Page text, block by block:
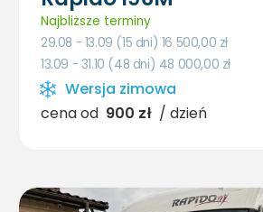
Najbliższe terminy
29.08 - 13.09 (15 dni) 16 500,00 zł
13.09 - 31.10 (48 dni) 48 000,00 zł
Wersja zimowa
cena od 900 zł / dzień